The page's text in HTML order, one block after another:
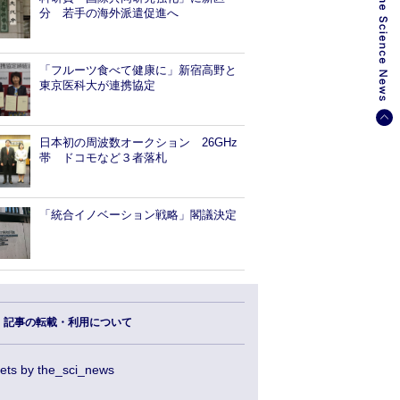
分 若手の海外派遣促進へ
「フルーツ食べて健康に」新宿高野と
東京医科大が連携協定
日本初の周波数オークション 26GHz
帯 ドコモなど３者落札
「統合イノベーション戦略」閣議決定
記事の転載・利用について
by the_sci_news